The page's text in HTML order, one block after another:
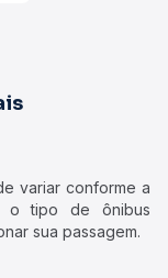
variar conforme a
o tipo de ônibus
sua passagem.